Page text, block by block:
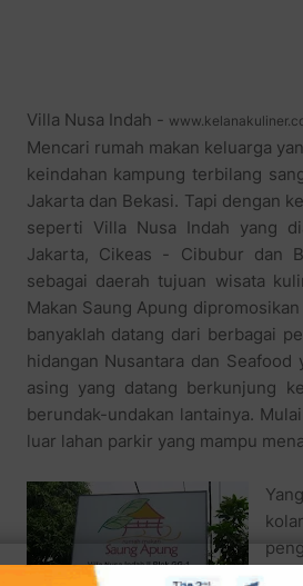
Villa Nusa Indah -
Mencari rumah makan keluarga
keindahan kampung terbilang
Jakarta dan Bekasi. Tapi dengan
seperti Villa Nusa Indah yang
Jakarta, Cikeas - Cibubur dan
sebagai daerah tujuan wisata
Makan Saung Apung
banyaklah datang dari berbagai
hidangan Nusantara dan
asing yang datang berkunjung
berundak-undakan lantainya.
luar lahan parkir yang mampu